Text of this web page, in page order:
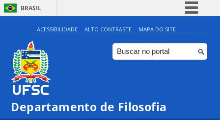
BRASIL
Simplifique!
Comunica BR
Participe
Canais
ACESSIBILIDADE ALTO CONTRASTE MAPA DO SITE
Departamento de Filosofia